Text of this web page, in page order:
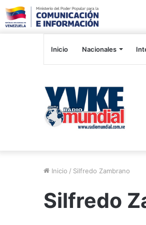
Inicio Nacionales
Inicio / Silfredo Zambrano
Silfredo